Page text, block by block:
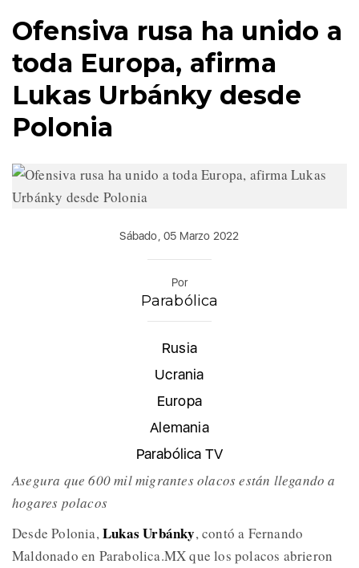
Ofensiva rusa ha unido a
toda Europa, afirma
Lukas Urbánky desde
Polonia
Sábado, 05 Marzo 2022
Por
Parabólica
Rusia
Ucrania
Europa
Alemania
Parabólica TV
Asegura que 600 mil migrantes olacos están llegando a
hogares polacos
Desde Polonia,Lukas Urbánky, contó a Fernando
Maldonado en Parabolica.MX que los polacos abrieron